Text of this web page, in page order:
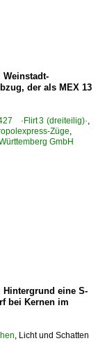
Weinstadt-
der als MEX 13
·Flirt 3 (dreiteilig)·,
Züge,
GmbH
Hintergrund eine S-
bei Kernen im
, Licht und Schatten